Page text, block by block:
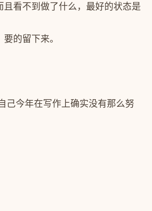
看不到做了什么，最好的状态是
的留下来。
己今年在写作上确实没有那么努